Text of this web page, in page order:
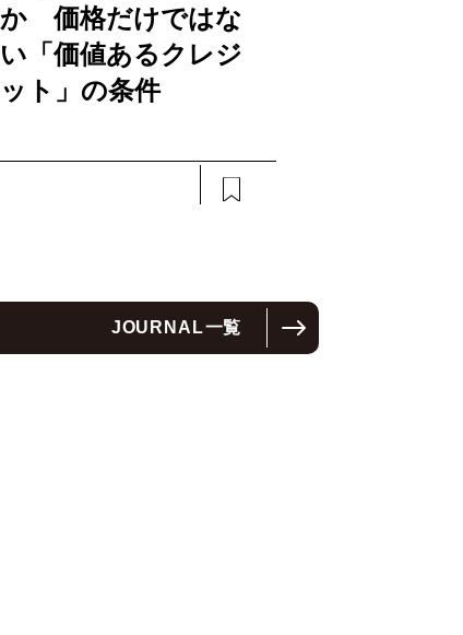
か 価格だけではな
い「価値あるクレジ
ット」の条件
JOURNAL一覧